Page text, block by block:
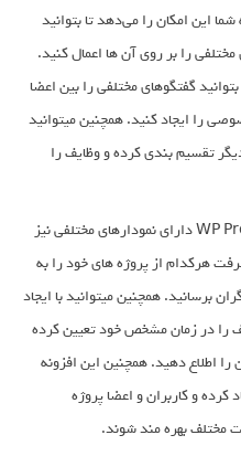
این امکان را می‌دهد تا بتوانید
را بر روی آن ها اعمال کنید.
گفتگوهای مختلفی را بین اعضا
را ایجاد کنید. همچنین میتوانید
تقسیم بندی کرده و وظایف را
افزونه وردپرس WP Project Manager Pro دارای نمودارهای مختلفی نیز
هرکدام از پروژه های خود را به
برسانید. همچنین میتوانید با ایجاد
را در زمان مشخص خود تعیین کرده
اطلاع دهید. همچنین این افزونه
کرده و کاربران و اعضا پروژه
مختلف بهره مند شوند.